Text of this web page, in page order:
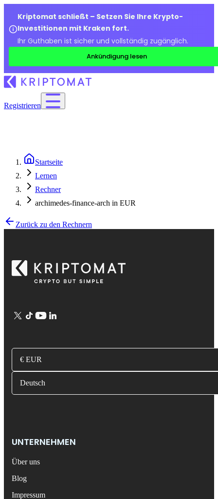
Kriptomat schließt – Setzen Sie Ihre Krypto-
Investitionen mit Kraken fort.
Ihr Guthaben ist sicher und vollständig zugänglich.
Ankündigung lesen
Registrieren
Startseite
Lernen
Rechner
archimedes-finance-arch in EUR
Zurück zu den Rechnern
€ EUR
Deutsch
UNTERNEHMEN
Über uns
Blog
Impressum